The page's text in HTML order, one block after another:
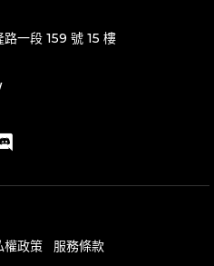
一段 159 號 15 樓
權政策 服務條款